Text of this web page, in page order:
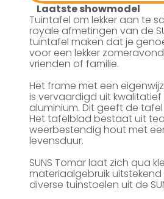
Laatste showmodel
Tuintafel om lekker aan te
royale afmetingen van de
tuintafel maken dat je
voor een lekker
vrienden of familie.
Het frame met een
is vervaardigd uit kwalitatief
aluminium. Dit geeft de
Het tafelblad bestaat uit
weerbestendig hout met
levensduur.
SUNS Tomar laat zich qua
materiaalgebruik
diverse tuinstoelen uit de